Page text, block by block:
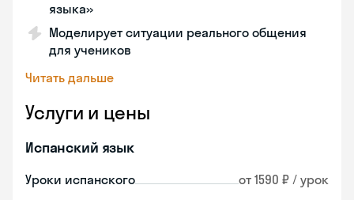
языка»
Моделирует ситуации реального общения
для учеников
Читать дальше
Услуги и цены
Испанский язык
Уроки испанского от 1590 ₽ / урок